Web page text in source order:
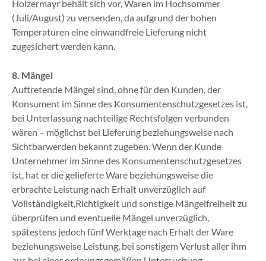
Holzermayr behält sich vor, Waren im Hochsommer
(Juli/August) zu versenden, da aufgrund der hohen
Temperaturen eine einwandfreie Lieferung nicht
zugesichert werden kann.
8. Mängel
Auftretende Mängel sind, ohne für den Kunden, der
Konsument im Sinne des Konsumentenschutzgesetzes ist,
bei Unterlassung nachteilige Rechtsfolgen verbunden
wären – möglichst bei Lieferung beziehungsweise nach
Sichtbarwerden bekannt zugeben. Wenn der Kunde
Unternehmer im Sinne des Konsumentenschutzgesetzes
ist, hat er die gelieferte Ware beziehungsweise die
erbrachte Leistung nach Erhalt unverzüglich auf
Vollständigkeit,Richtigkeit und sonstige Mängelfreiheit zu
überprüfen und eventuelle Mängel unverzüglich,
spätestens jedoch fünf Werktage nach Erhalt der Ware
beziehungsweise Leistung, bei sonstigem Verlust aller ihm